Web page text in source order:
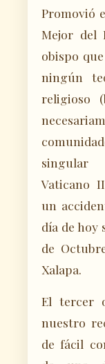
Promovió
Mejor del
obispo
ningún
religioso
singular
Vaticano
un
día de hoy
de
Xalapa.
El tercer
nuestro
de fácil